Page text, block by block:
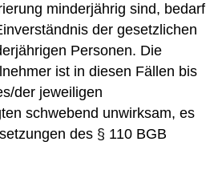
minderjährig sind, bedarf
der gesetzlichen
Personen. Die
ist in diesen Fällen bis
der jeweiligen
schwebend unwirksam, es
des § 110 BGB